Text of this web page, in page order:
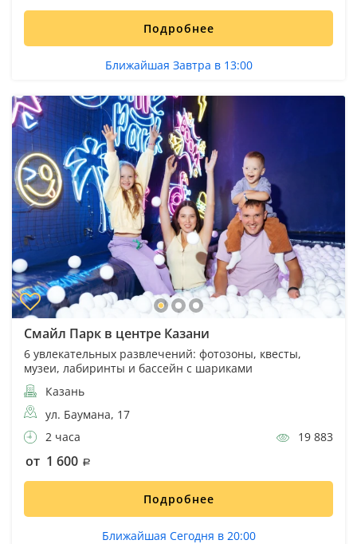
Подробнее
Ближайшая Завтра в 13:00
Смайл Парк в центре Казани
6 увлекательных развлечений: фотозоны, квесты,
музеи, лабиринты и бассейн с шариками
Казань
ул. Баумана, 17
2 часа
19 883
от 1 600
Подробнее
Ближайшая Сегодня в 20:00